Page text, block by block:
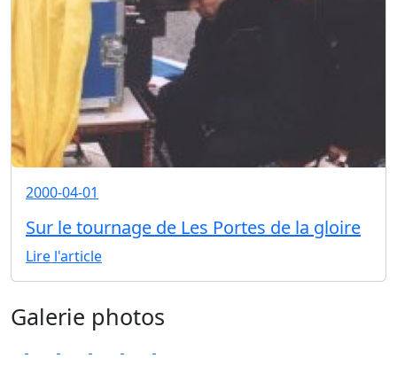
2000-04-01
Sur le tournage de Les Portes de la gloire
Lire l'article
Galerie photos